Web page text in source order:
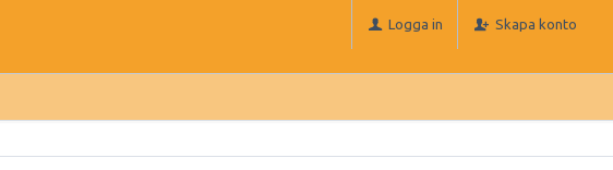
Logga in Skapa konto